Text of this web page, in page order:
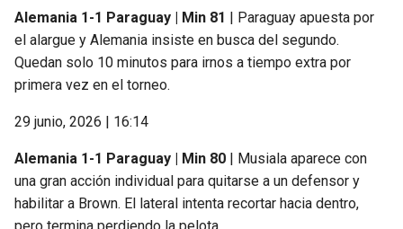
Alemania 1-1 Paraguay | Min 81
| Paraguay apuesta por
el alargue y Alemania insiste en busca del segundo.
Quedan solo 10 minutos para irnos a tiempo extra por
primera vez en el torneo.
29 junio, 2026 | 16:14
Alemania 1-1 Paraguay | Min 80
| Musiala aparece con
una gran acción individual para quitarse a un defensor y
habilitar a Brown. El lateral intenta recortar hacia dentro,